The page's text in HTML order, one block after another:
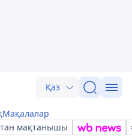
Қаз
Мақалалар
мақтанышы